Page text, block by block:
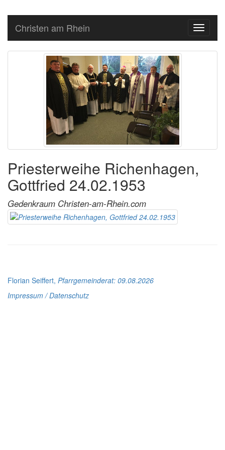
Toggle
Christen am Rhein
Priesterweihe Richenhagen,
Gottfried 24.02.1953
Gedenkraum Christen-am-Rhein.com
Florian Seiffert, Pfarrgemeinderat: 09.08.2026
Impressum / Datenschutz